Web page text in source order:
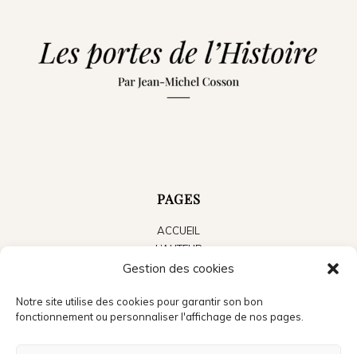
Gestion des cookies
Notre site utilise des cookies pour garantir son bon
fonctionnement ou personnaliser l'affichage de nos pages.
PAGES
ACCUEIL
L’AUTEUR
LES LIVRES
ACTUALITÉS
PRESSE